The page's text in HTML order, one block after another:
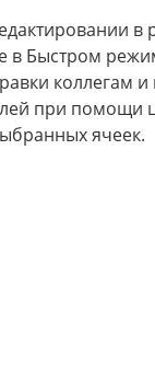
в
в Быстром
коллегам и
при помощи
ячеек.